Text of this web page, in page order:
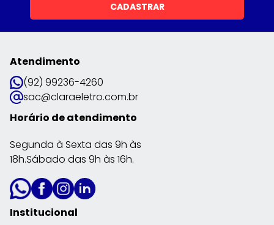
CADASTRAR
Atendimento
(92) 99236-4260
sac@claraeletro.com.br
Horário de atendimento
Segunda à Sexta das 9h às
18h.Sábado das 9h às 16h.
Institucional